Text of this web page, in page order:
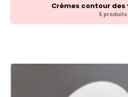
Crèmes contour des
5 produits